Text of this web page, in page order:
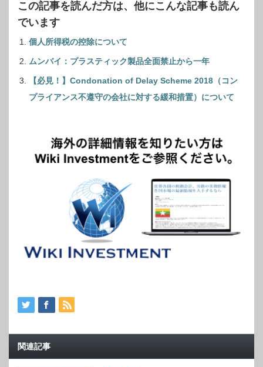
この記事を読んだ方は、他にこんな記事も読ん
でいます
個人所得税の控除について
ムンバイ：プラスティック製品全面禁止から一年
【必見！】Condonation of Delay Scheme 2018（コン
プライアンス不遵守の会社に対する緩和措置）について
関連記事